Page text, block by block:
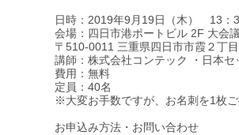
日時：2019年9月19日（木） 13：
会場：四日市港ポートビル 2F 大会
〒510-0011 三重県四日市市霞２丁
講師：株式会社コンテック ・日本セ
費用：無料
定員：40名
※大変お手数ですが、お名刺を1枚
お申込み方法・お問い合わせ